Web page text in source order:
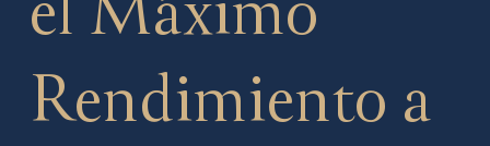
Rendimiento a